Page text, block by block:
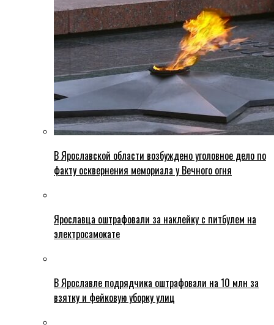
В Ярославской области возбуждено уголовное дело по
факту осквернения мемориала у Вечного огня
Ярославца оштрафовали за наклейку с питбулем на
электросамокате
В Ярославле подрядчика оштрафовали на 10 млн за
взятку и фейковую уборку улиц